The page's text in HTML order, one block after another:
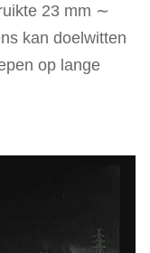
23 mm ∼
kan doelwitten
op lange